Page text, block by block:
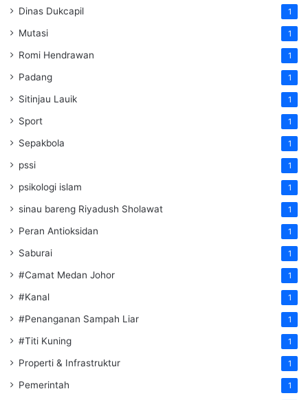
Dinas Dukcapil 1
Mutasi 1
Romi Hendrawan 1
Padang 1
Sitinjau Lauik 1
Sport 1
Sepakbola 1
pssi 1
psikologi islam 1
sinau bareng Riyadush Sholawat 1
Peran Antioksidan 1
Saburai 1
#Camat Medan Johor 1
#Kanal 1
#Penanganan Sampah Liar 1
#Titi Kuning 1
Properti & Infrastruktur 1
Pemerintah 1